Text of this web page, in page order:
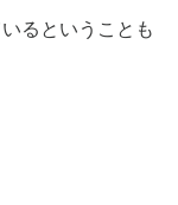
るということも